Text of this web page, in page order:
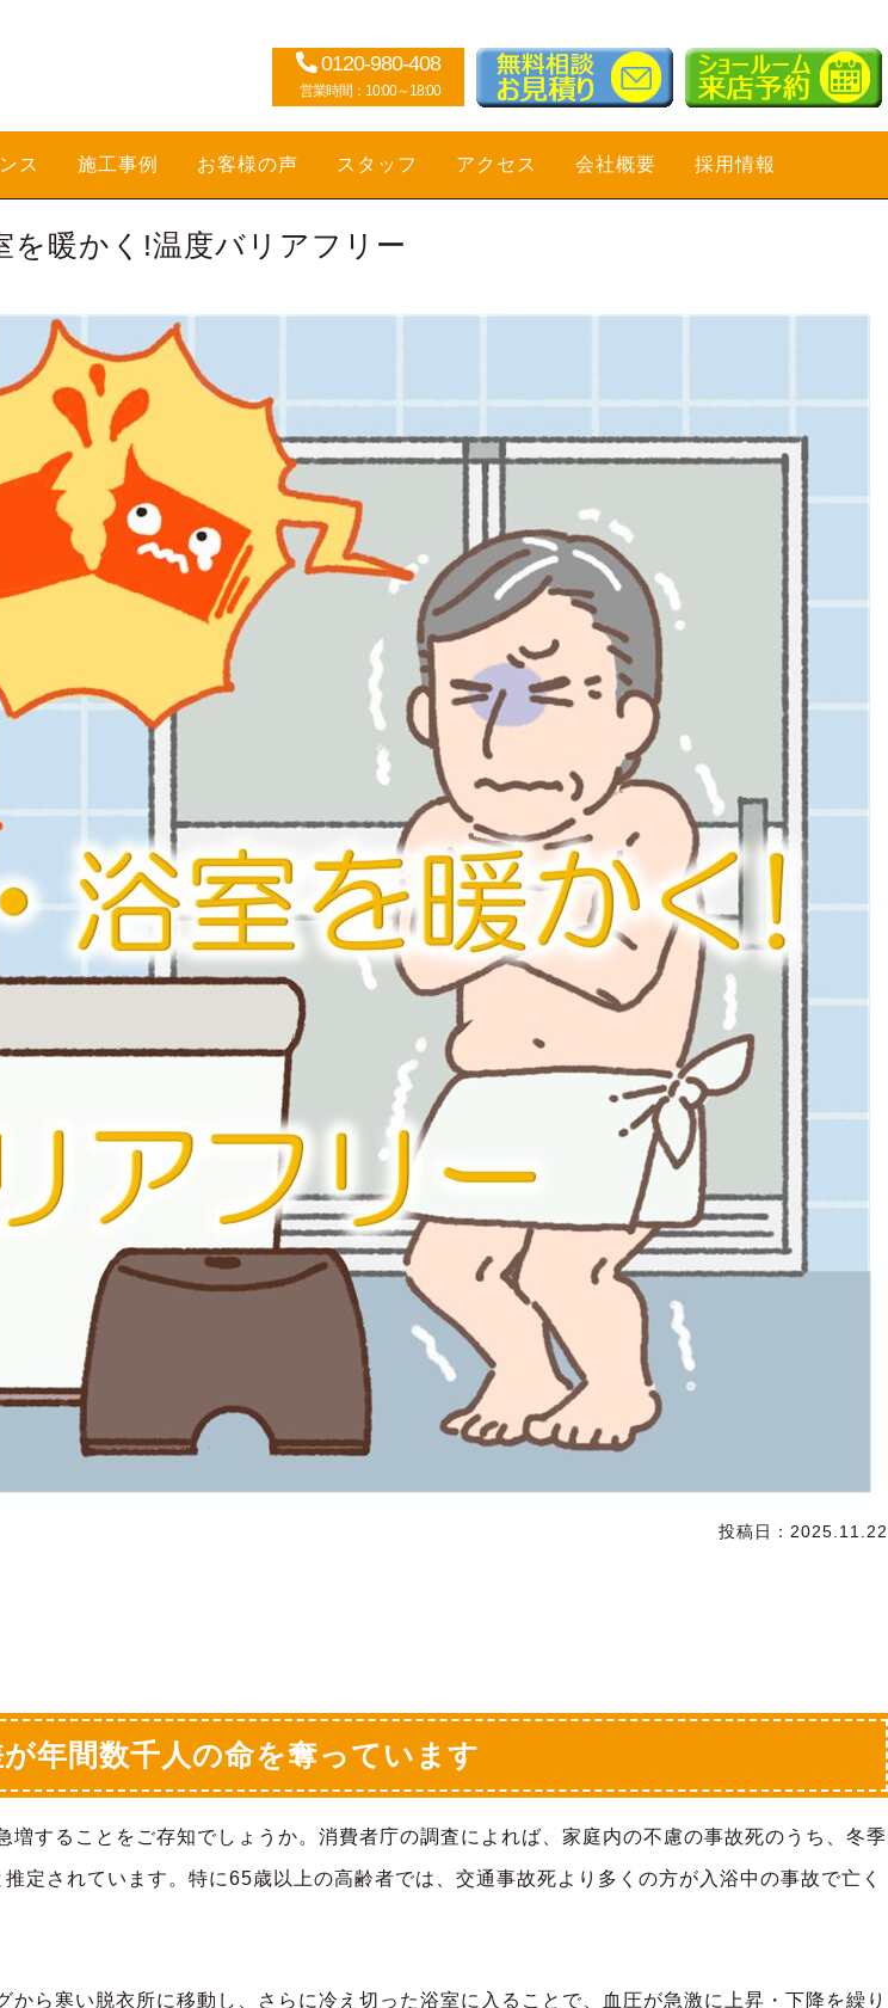
0120-980-408
営業時間：10:00～18:00
ス 施工事例 お客様の声 スタッフ アクセス 会社概要 採用情報
を暖かく!温度バリアフリー
投稿日： 2025.11.22
年間数千人の命を奪っています
することをご存知でしょうか。消費者庁の調査によれば、家庭内の不慮の事故死のうち、冬季
定されています。特に65歳以上の高齢者では、交通事故死より多くの方が入浴中の事故で亡く
ら寒い脱衣所に移動し、さらに冷え切った浴室に入ることで、血圧が急激に上昇・下降を繰り